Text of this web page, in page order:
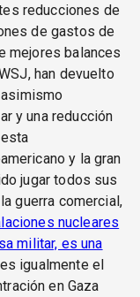
reducciones de
de gastos de
mejores balances
han devuelto
asimismo
y una reducción
y la gran
jugar todos sus
guerra comercial,
nucleares
militar, es una
igualmente el
en Gaza